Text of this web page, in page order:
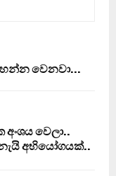
වෙනවා…
අංශය වෙලා..
අභියෝගයක්..